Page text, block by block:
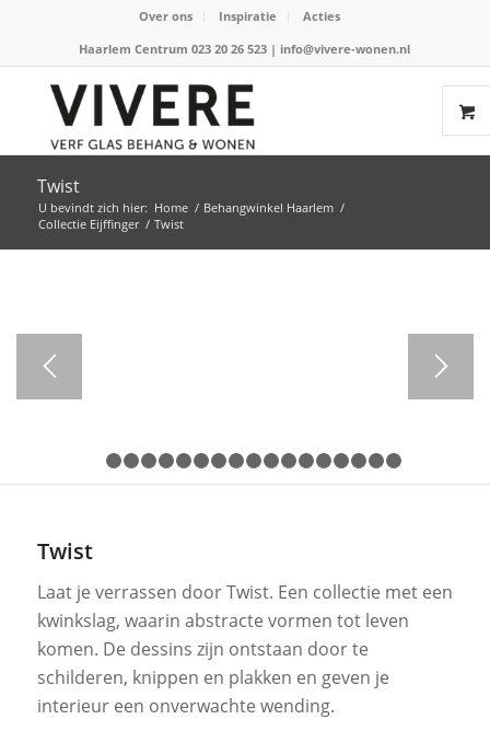
Over ons Inspiratie
Acties
Haarlem Centrum 023 20 26 523 | info@vivere-wonen.nl
Twist
U bevindt zich hier: Home / Behangwinkel Haarlem /
Collectie Eijffinger / Twist
1 2 3 4 5 6 7 8 9 101112
Twist
Laat je verrassen door Twist. Een collectie met een
kwinkslag, waarin abstracte vormen tot leven
komen. De dessins zijn ontstaan door te
schilderen, knippen en plakken en geven je
interieur een onverwachte wending.